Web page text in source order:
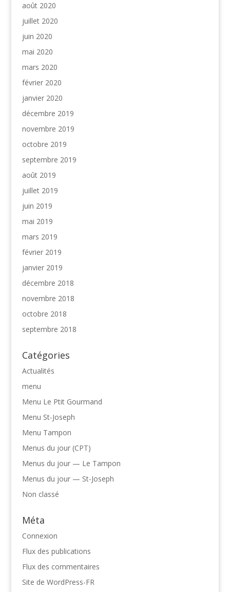
août 2020
juillet 2020
juin 2020
mai 2020
mars 2020
février 2020
janvier 2020
décembre 2019
novembre 2019
octobre 2019
septembre 2019
août 2019
juillet 2019
juin 2019
mai 2019
mars 2019
février 2019
janvier 2019
décembre 2018
novembre 2018
octobre 2018
septembre 2018
Catégories
Actualités
menu
Menu Le Ptit Gourmand
Menu St-Joseph
Menu Tampon
Menus du jour (CPT)
Menus du jour — Le Tampon
Menus du jour — St-Joseph
Non classé
Méta
Connexion
Flux des publications
Flux des commentaires
Site de WordPress-FR